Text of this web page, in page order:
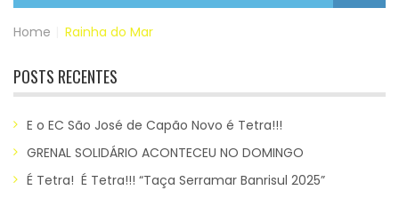
Home Rainha do Mar
POSTS RECENTES
E o EC São José de Capão Novo é Tetra!!!
GRENAL SOLIDÁRIO ACONTECEU NO DOMINGO
É Tetra! É Tetra!!! “Taça Serramar Banrisul 2025”